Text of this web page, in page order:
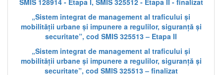
SMIS 128914 - Etapa I, SMIS 325512 - Etapa II - finalizat
„Sistem integrat de management al traficului și
mobilității urbane și impunere a regulilor, siguranță și
securitate”, cod SMIS 325513 – Etapa II
„Sistem integrat de management al traficului și
mobilității urbane și impunere a regulilor, siguranță și
securitate”, cod SMIS 325513 – finalizat